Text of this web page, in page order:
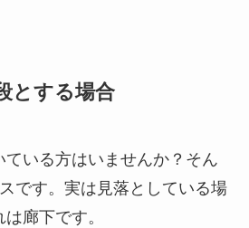
とする場合
ている方はいませんか？そん
です。実は見落としている場
廊下です。